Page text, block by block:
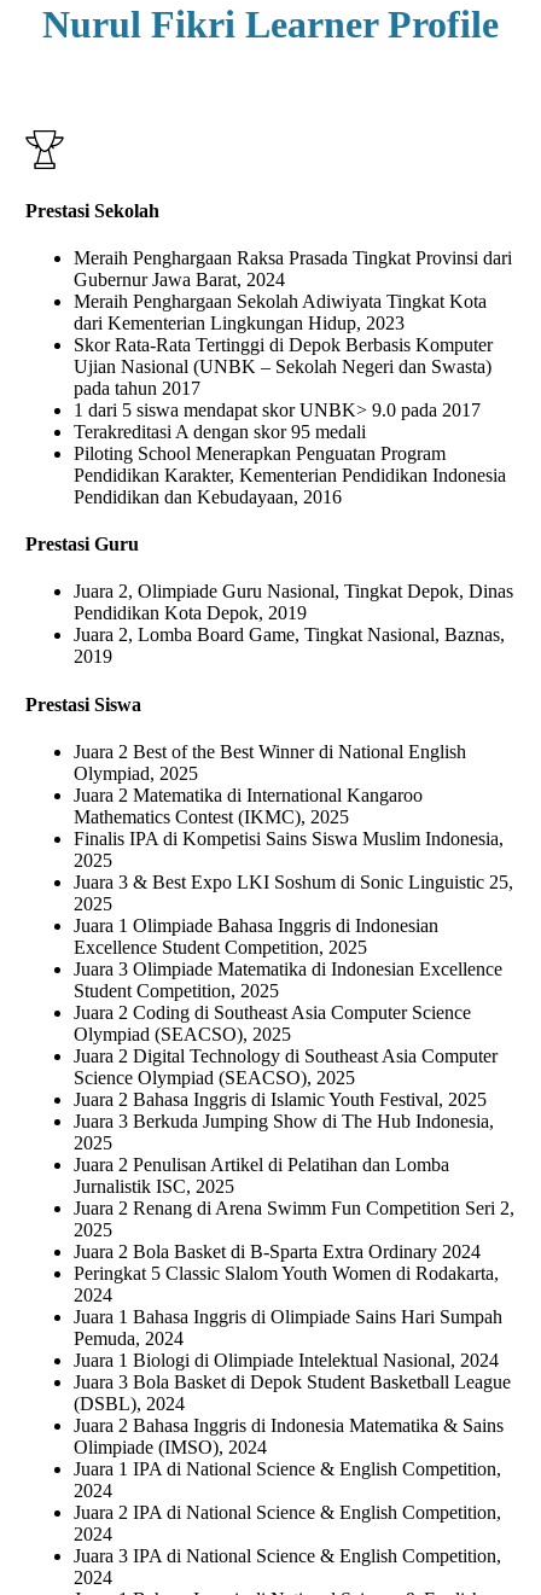
Nurul Fikri Learner Profile
Prestasi Sekolah
Meraih Penghargaan Raksa Prasada Tingkat Provinsi dari
Gubernur Jawa Barat, 2024
Meraih Penghargaan Sekolah Adiwiyata Tingkat Kota
dari Kementerian Lingkungan Hidup, 2023
Skor Rata-Rata Tertinggi di Depok Berbasis Komputer
Ujian Nasional (UNBK – Sekolah Negeri dan Swasta)
pada tahun 2017
1 dari 5 siswa mendapat skor UNBK> 9.0 pada 2017
Terakreditasi A dengan skor 95 medali
Piloting School Menerapkan Penguatan Program
Pendidikan Karakter, Kementerian Pendidikan Indonesia
Pendidikan dan Kebudayaan, 2016
Prestasi Guru
Juara 2, Olimpiade Guru Nasional, Tingkat Depok, Dinas
Pendidikan Kota Depok, 2019
Juara 2, Lomba Board Game, Tingkat Nasional, Baznas,
2019
Prestasi Siswa
Juara 2 Best of the Best Winner di National English
Olympiad, 2025
Juara 2 Matematika di International Kangaroo
Mathematics Contest (IKMC), 2025
Finalis IPA di Kompetisi Sains Siswa Muslim Indonesia,
2025
Juara 3 & Best Expo LKI Soshum di Sonic Linguistic 25,
2025
Juara 1 Olimpiade Bahasa Inggris di Indonesian
Excellence Student Competition, 2025
Juara 3 Olimpiade Matematika di Indonesian Excellence
Student Competition, 2025
Juara 2 Coding di Southeast Asia Computer Science
Olympiad (SEACSO), 2025
Juara 2 Digital Technology di Southeast Asia Computer
Science Olympiad (SEACSO), 2025
Juara 2 Bahasa Inggris di Islamic Youth Festival, 2025
Juara 3 Berkuda Jumping Show di The Hub Indonesia,
2025
Juara 2 Penulisan Artikel di Pelatihan dan Lomba
Jurnalistik ISC, 2025
Juara 2 Renang di Arena Swimm Fun Competition Seri 2,
2025
Juara 2 Bola Basket di B-Sparta Extra Ordinary 2024
Peringkat 5 Classic Slalom Youth Women di Rodakarta,
2024
Juara 1 Bahasa Inggris di Olimpiade Sains Hari Sumpah
Pemuda, 2024
Juara 1 Biologi di Olimpiade Intelektual Nasional, 2024
Juara 3 Bola Basket di Depok Student Basketball League
(DSBL), 2024
Juara 2 Bahasa Inggris di Indonesia Matematika & Sains
Olimpiade (IMSO), 2024
Juara 1 IPA di National Science & English Competition,
2024
Juara 2 IPA di National Science & English Competition,
2024
Juara 3 IPA di National Science & English Competition,
2024